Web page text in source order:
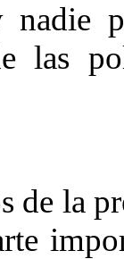
nadie
las
de la